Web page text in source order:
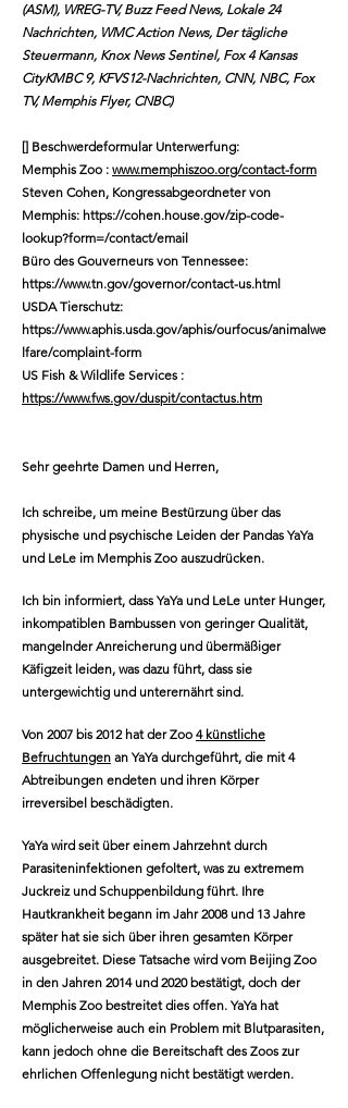
(ASM), WREG-TV, Buzz Feed News, Lokale 24
Nachrichten, WMC Action News, Der tägliche
Steuermann, Knox News Sentinel, Fox 4 Kansas
CityKMBC 9, KFVS12-Nachrichten, CNN, NBC, Fox
TV, Memphis Flyer, CNBC)
[] Beschwerdeformular Unterwerfung:
Memphis Zoo : www.memphiszoo.org/contact-form
Steven Cohen, Kongressabgeordneter von
Memphis: https://cohen.house.gov/zip-code-
lookup?form=/contact/email
Büro des Gouverneurs von Tennessee:
https://www.tn.gov/governor/contact-us.html
USDA Tierschutz:
https://www.aphis.usda.gov/aphis/ourfocus/animalwe
lfare/complaint-form
US Fish & Wildlife Services :
https://www.fws.gov/duspit/contactus.htm
Sehr geehrte Damen und Herren,
Ich schreibe, um meine Bestürzung über das
physische und psychische Leiden der Pandas YaYa
und LeLe im Memphis Zoo auszudrücken.
Ich bin informiert, dass YaYa und LeLe unter Hunger,
inkompatiblen Bambussen von geringer Qualität,
mangelnder Anreicherung und übermäßiger
Käfigzeit leiden, was dazu führt, dass sie
untergewichtig und unterernährt sind.
Von 2007 bis 2012 hat der Zoo 4 künstliche
Befruchtungen an YaYa durchgeführt, die mit 4
Abtreibungen endeten und ihren Körper
irreversibel beschädigten.
YaYa wird seit über einem Jahrzehnt durch
Parasiteninfektionen gefoltert, was zu extremem
Juckreiz und Schuppenbildung führt. Ihre
Hautkrankheit begann im Jahr 2008 und 13 Jahre
später hat sie sich über ihren gesamten Körper
ausgebreitet. Diese Tatsache wird vom Beijing Zoo
in den Jahren 2014 und 2020 bestätigt, doch der
Memphis Zoo bestreitet dies offen. YaYa hat
möglicherweise auch ein Problem mit Blutparasiten,
kann jedoch ohne die Bereitschaft des Zoos zur
ehrlichen Offenlegung nicht bestätigt werden.